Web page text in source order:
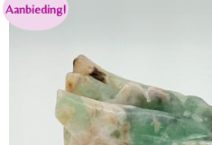
Aanbieding!